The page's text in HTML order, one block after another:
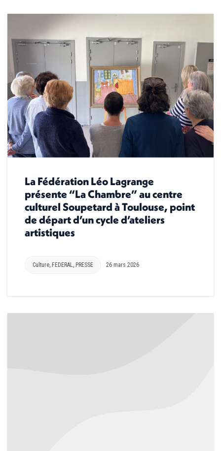
La Fédération Léo Lagrange
présente “La Chambre” au centre
culturel Soupetard à Toulouse, point
de départ d’un cycle d’ateliers
artistiques
Culture, FEDERAL, PRESSE 26 mars 2026